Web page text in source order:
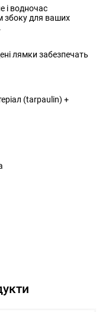
і водночас
збоку для ваших
лямки забезпечать
(tarpaulin) +